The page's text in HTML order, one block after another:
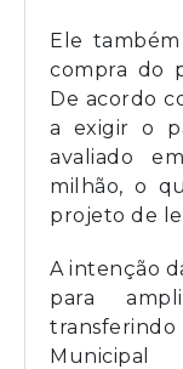
Ele
compra do
De acordo
a exigir o
avaliado
milhão, o
projeto de
A intenção
para
Municipal